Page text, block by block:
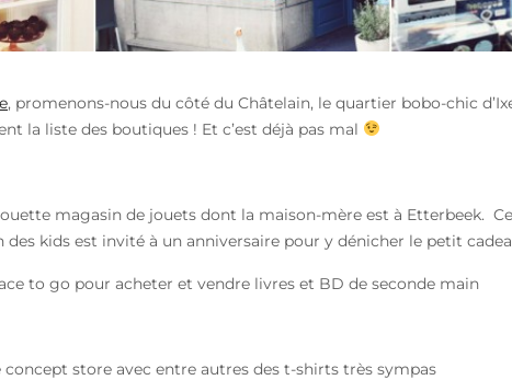
, promenons-nous du côté du Châtelain, le quartier bobo-chic
la liste des boutiques ! Et c’est déjà pas mal
magasin de jouets dont la maison-mère est à Etterbeek.
des kids est invité à un anniversaire pour y dénicher le petit
to go pour acheter et vendre livres et BD de seconde main
store avec entre autres des t-shirts très sympas